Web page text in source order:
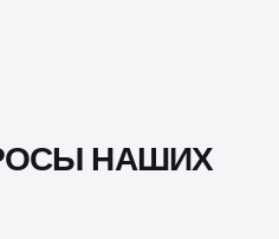
НАШИХ